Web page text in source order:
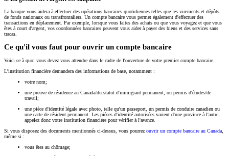
La banque vous aidera à effectuer des opérations bancaires quotidiennes telles que les virements et dépôts
de fonds nationaux ou transfrontaliers. Un compte bancaire vous permet également d'effectuer des
transactions en déplacement. Par exemple, lorsque vous faites des achats ou que vous voyagez et que vous
êtes à court d'argent, vos coordonnées bancaires peuvent vous aider à payer des biens et des services sans
tracas.
Ce qu'il vous faut pour ouvrir un compte bancaire
Voici ce à quoi vous devez vous attendre dans le cadre de l'ouverture de votre premier compte bancaire.
L'institution financière demandera des informations de base, notamment :
votre nom;
une preuve de résidence au Canada/du statut d'immigrant permanent, ou permis d'études/de
travail;
une pièce d'identité légale avec photo, telle qu'un passeport, un permis de conduire canadien ou
une carte de résident permanent. Les pièces d'identité autorisées varient d'une province à l'autre,
appelez donc votre institution financière pour vérifier à l'avance.
Si vous disposez des documents mentionnés ci-dessus, vous pourrez ouvrir un compte bancaire au Canada,
même si :
vous êtes au chômage;